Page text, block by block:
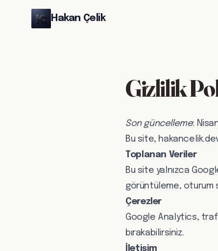
Hakan Çelik
Gizlilik
Son güncelleme:
Bu site,
Toplanan Veriler
Bu site yalnızca
görüntüleme, oturum
Çerezler
Google Analytics,
bırakabilirsiniz.
İletişim